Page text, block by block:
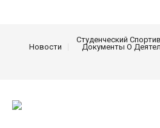
Новости
Студенческий
Документы О